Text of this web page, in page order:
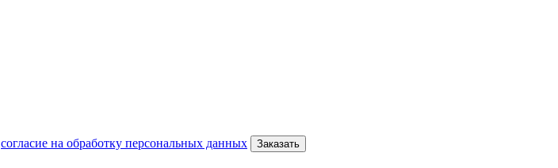
согласие на обработку персональных данных